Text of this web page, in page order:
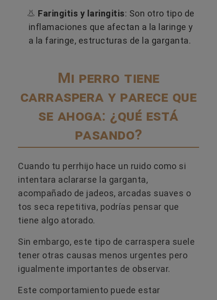
👃 Faringitis y laringitis: Son otro tipo de
inflamaciones que afectan a la laringe y
a la faringe, estructuras de la garganta.
Mi perro tiene
carraspera y parece que
se ahoga: ¿qué está
pasando?
Cuando tu perrhijo hace un ruido como si
intentara aclararse la garganta,
acompañado de jadeos, arcadas suaves o
tos seca repetitiva, podrías pensar que
tiene algo atorado.
Sin embargo, este tipo de carraspera suele
tener otras causas menos urgentes pero
igualmente importantes de observar.
Este comportamiento puede estar